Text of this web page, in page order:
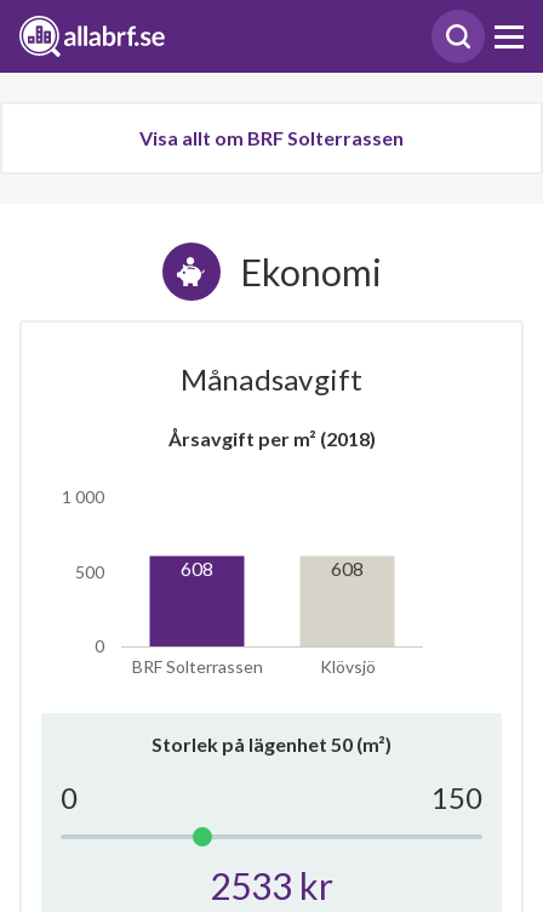
Visa allt om BRF Solterrassen
Ekonomi
Månadsavgift
Årsavgift per m² (2018)
BRF Solterrassen Klövsjö
0
500
1 000
608 608
Storlek på lägenhet 50 (m²)
0 150
2533 kr